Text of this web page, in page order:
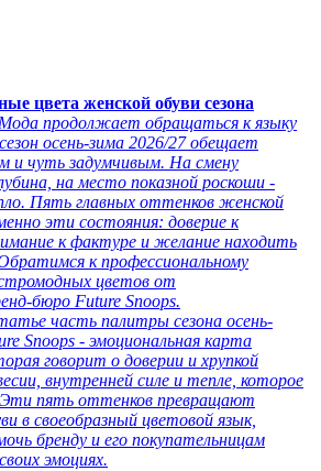
цвета женской обуви сезона
Мода продолжает обращаться к языку
осень-зима 2026/27 обещает
и чуть задумчивым. На смену
на место показной роскоши -
Пять главных оттенков женской
эти состояния: доверие к
к фактуре и желание находить
к профессиональному
цветов от
бюро Future Snoops.
часть палитры сезона осень-
Snoops - эмоциональная карта
говорит о доверии и хрупкой
внутренней силе и тепле, которое
пять оттенков превращают
в своеобразный цветовой язык,
бренду и его покупательницам
эмоциях.